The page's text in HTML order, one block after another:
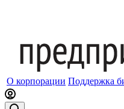
О корпорации Поддержка